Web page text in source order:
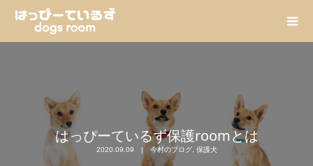
はっぴーているず保護roomとは
2020.09.09 今村のブログ, 保護犬